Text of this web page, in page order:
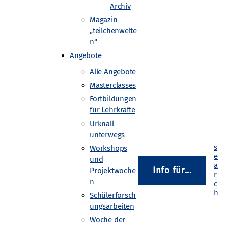
Archiv
Magazin
„teilchenwelte
n“
Angebote
Alle Angebote
Masterclasses
Fortbildungen
für Lehrkräfte
Urknall
unterwegs
Workshops
und
Projektwoche
n
Schülerforsch
ungsarbeiten
Woche der
Info für...
sowie die Forschungsmethoden
ausgeliehen werden.
Gefördert von